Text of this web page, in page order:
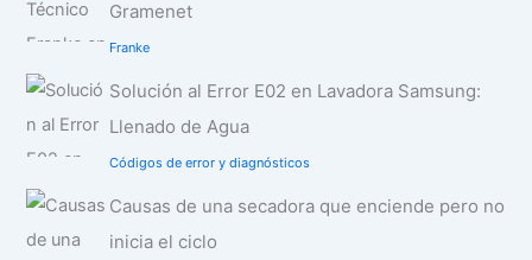
Gramenet
Franke
Solución al Error E02 en Lavadora Samsung:
Llenado de Agua
Códigos de error y diagnósticos
Causas de una secadora que enciende pero no
inicia el ciclo